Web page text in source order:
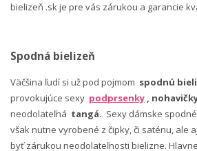
bielizeň .sk je pre vás zárukou a garancie
Spodná bielizeň
Väčšina ľudí si už pod pojmom spodnú
provokujúce sexy podprsenky ,
neodolateľná tangá. Sexy dámske
však nutne vyrobené z čipky, či saténu, ale
byť zárukou neodolateľnosti bielizne.